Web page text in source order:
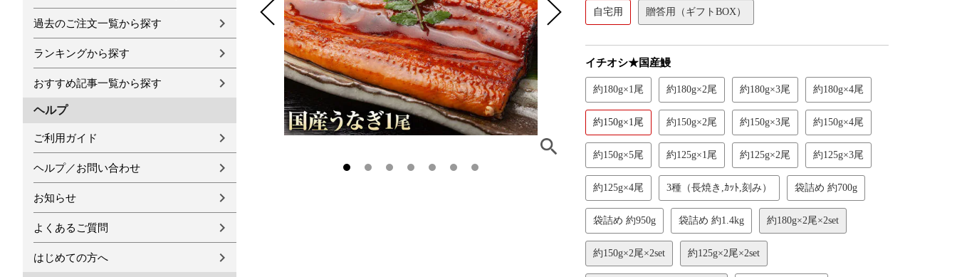
過去のご注文一覧から探す
ランキングから探す
おすすめ記事一覧から探す
ヘルプ
ご利用ガイド
ヘルプ／お問い合わせ
お知らせ
よくあるご質問
はじめての方へ
自宅用 贈答用（ギフトBOX）
イチオシ★国産鰻
約180g×1尾 約180g×2尾 約180g×3尾 約180g×4尾
約150g×1尾 約150g×2尾 約150g×3尾 約150g×4尾
約150g×5尾 約125g×1尾 約125g×2尾 約125g×3尾
約125g×4尾 3種（長焼き,ｶｯﾄ,刻み） 袋詰め 約700g
袋詰め 約950g 袋詰め 約1.4kg 約180g×2尾×2set
約150g×2尾×2set 約125g×2尾×2set